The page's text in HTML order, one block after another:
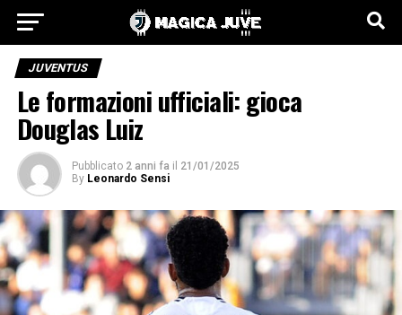
JUVENTUS
Le formazioni ufficiali: gioca
Douglas Luiz
Pubblicato 2 anni fa il 21/01/2025
By Leonardo Sensi